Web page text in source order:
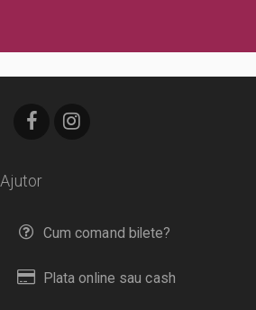
Ajutor
Cum comand bilete?
Plata online sau cash